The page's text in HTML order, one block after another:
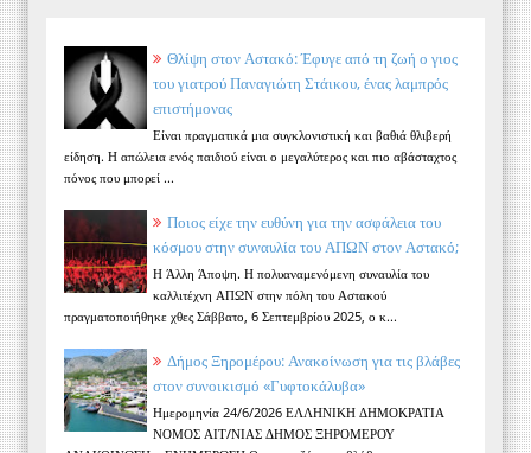
Θλίψη στον Αστακό: Έφυγε από τη ζωή ο γιος
του γιατρού Παναγιώτη Στάικου, ένας λαμπρός
επιστήμονας
Είναι πραγματικά μια συγκλονιστική και βαθιά θλιβερή
είδηση. Η απώλεια ενός παιδιού είναι ο μεγαλύτερος και πιο αβάσταχτος
πόνος που μπορεί ...
Ποιος είχε την ευθύνη για την ασφάλεια του
κόσμου στην συναυλία του ΑΠΩΝ στον Αστακό;
Η Άλλη Άποψη. Η πολυαναμενόμενη συναυλία του
καλλιτέχνη ΑΠΩΝ στην πόλη του Αστακού
πραγματοποιήθηκε χθες Σάββατο, 6 Σεπτεμβρίου 2025, ο κ...
Δήμος Ξηρομέρου: Ανακοίνωση για τις βλάβες
στον συνοικισμό «Γυφτοκάλυβα»
Ημερομηνία 24/6/2026 ΕΛΛΗΝΙΚΗ ΔΗΜΟΚΡΑΤΙΑ
ΝΟΜΟΣ ΑΙΤ/ΝΙΑΣ ΔΗΜΟΣ ΞΗΡΟΜΕΡΟΥ